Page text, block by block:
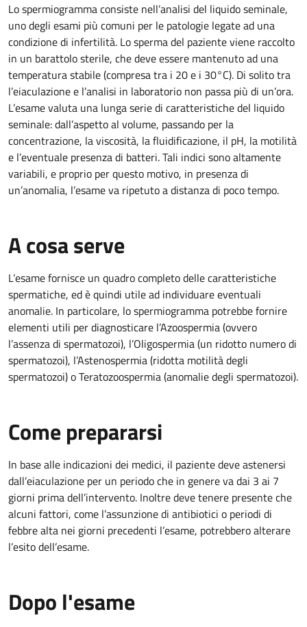
Lo spermiogramma consiste nell’analisi del liquido seminale,
uno degli esami più comuni per le patologie legate ad una
condizione di infertilità. Lo sperma del paziente viene raccolto
in un barattolo sterile, che deve essere mantenuto ad una
temperatura stabile (compresa tra i 20 e i 30°C). Di solito tra
l’eiaculazione e l’analisi in laboratorio non passa più di un’ora.
L’esame valuta una lunga serie di caratteristiche del liquido
seminale: dall’aspetto al volume, passando per la
concentrazione, la viscosità, la fluidificazione, il pH, la motilità
e l’eventuale presenza di batteri. Tali indici sono altamente
variabili, e proprio per questo motivo, in presenza di
un’anomalia, l’esame va ripetuto a distanza di poco tempo.
A cosa serve
L’esame fornisce un quadro completo delle caratteristiche
spermatiche, ed è quindi utile ad individuare eventuali
anomalie. In particolare, lo spermiogramma potrebbe fornire
elementi utili per diagnosticare l’Azoospermia (ovvero
l’assenza di spermatozoi), l’Oligospermia (un ridotto numero di
spermatozoi), l’Astenospermia (ridotta motilità degli
spermatozoi) o Teratozoospermia (anomalie degli spermatozoi).
Come prepararsi
In base alle indicazioni dei medici, il paziente deve astenersi
dall’eiaculazione per un periodo che in genere va dai 3 ai 7
giorni prima dell’intervento. Inoltre deve tenere presente che
alcuni fattori, come l’assunzione di antibiotici o periodi di
febbre alta nei giorni precedenti l’esame, potrebbero alterare
l’esito dell’esame.
Dopo l'esame